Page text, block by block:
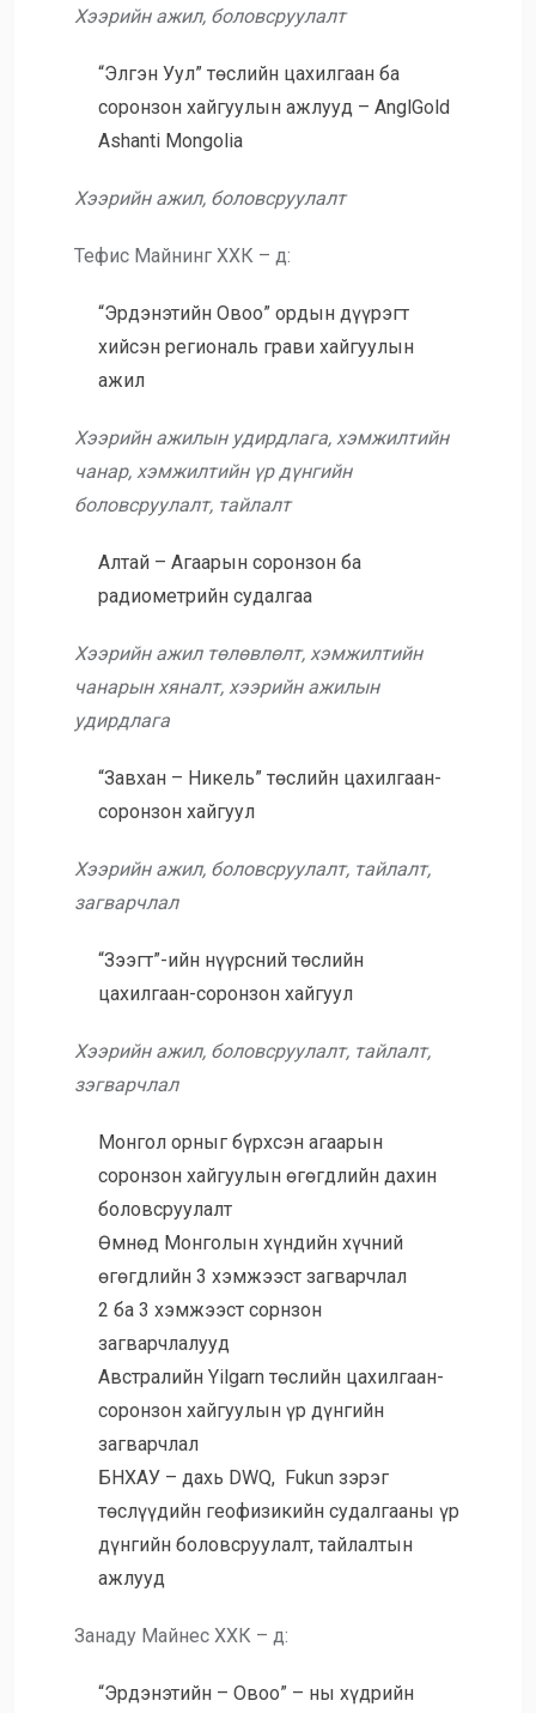
Хээрийн ажил, боловсруулалт
“Элгэн Уул” төслийн цахилгаан ба
соронзон хайгуулын ажлууд – AnglGold
Ashanti Mongolia
Хээрийн ажил, боловсруулалт
Тефис Майнинг ХХК – д:
“Эрдэнэтийн Овоо” ордын дүүрэгт
хийсэн региональ грави хайгуулын
ажил
Хээрийн ажилын удирдлага, хэмжилтийн
чанар, хэмжилтийн үр дүнгийн
боловсруулалт, тайлалт
Алтай – Агаарын соронзон ба
радиометрийн судалгаа
Хээрийн ажил төлөвлөлт, хэмжилтийн
чанарын хяналт, хээрийн ажилын
удирдлага
“Завхан – Никель” төслийн цахилгаан-
соронзон хайгуул
Хээрийн ажил, боловсруулалт, тайлалт,
загварчлал
“Зээгт”-ийн нүүрсний төслийн
цахилгаан-соронзон хайгуул
Хээрийн ажил, боловсруулалт, тайлалт,
зэгварчлал
Монгол орныг бүрхсэн агаарын
соронзон хайгуулын өгөгдлийн дахин
боловсруулалт
Өмнөд Монголын хүндийн хүчний
өгөгдлийн 3 хэмжээст загварчлал
2 ба 3 хэмжээст сорнзон
загварчлалууд
Австралийн Yilgarn төслийн цахилгаан-
соронзон хайгуулын үр дүнгийн
загварчлал
БНХАУ – дахь DWQ, Fukun зэрэг
төслүүдийн геофизикийн судалгааны үр
дүнгийн боловсруулалт, тайлалтын
ажлууд
Занаду Майнес ХХК – д:
“Эрдэнэтийн – Овоо” – ны хүдрийн